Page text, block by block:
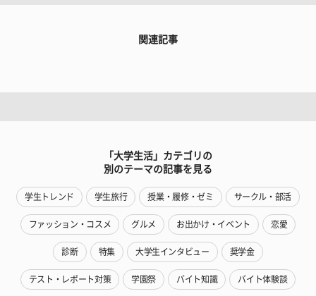
関連記事
「大学生活」カテゴリの
別のテーマの記事を見る
学生トレンド 学生旅行 授業・履修・ゼミ サークル・部活
ファッション・コスメ グルメ お出かけ・イベント 恋愛
診断 特集 大学生インタビュー 奨学金
テスト・レポート対策 学園祭 バイト知識 バイト体験談